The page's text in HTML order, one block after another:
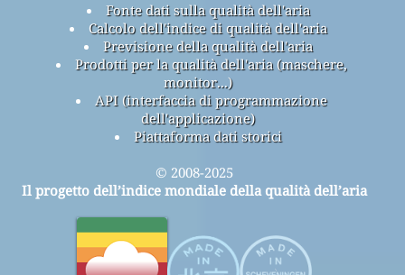
Fonte dati sulla qualità dell'aria
Calcolo dell'indice di qualità dell'aria
Previsione della qualità dell'aria
Prodotti per la qualità dell'aria (maschere,
monitor...)
API (interfaccia di programmazione
dell'applicazione)
Piattaforma dati storici
© 2008-2025
Il progetto dell’indice mondiale della qualità dell’aria